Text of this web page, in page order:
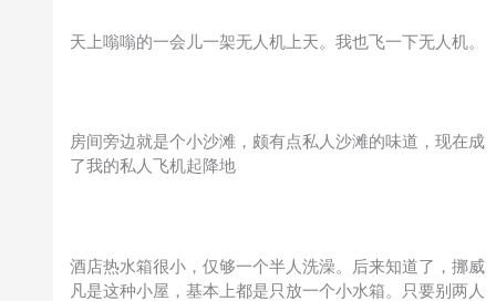
天上嗡嗡的一会儿一架无人机上天。我也飞一下无人机。
房间旁边就是个小沙滩，颇有点私人沙滩的味道，现在成
了我的私人飞机起降地
酒店热水箱很小，仅够一个半人洗澡。后来知道了，挪威
凡是这种小屋，基本上都是只放一个小水箱。只要别两人